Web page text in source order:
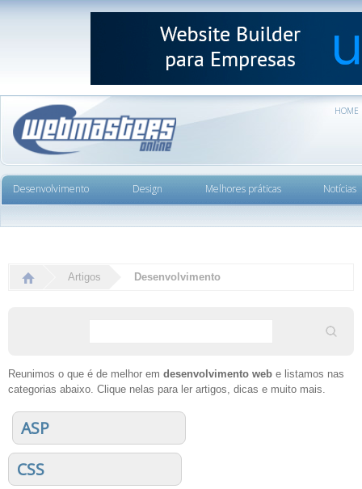
HOME
Desenvolvimento Design Melhores práticas Notícias
Artigos Desenvolvimento
Reunimos o que é de melhor em desenvolvimento web e listamos nas
categorias abaixo. Clique nelas para ler artigos, dicas e muito mais.
ASP
CSS